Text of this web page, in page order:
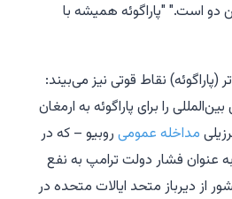
دو است." "پاراگوئه همیشه با
نقاط قوتی نیز می‌بیند:
را برای پاراگوئه به ارمغان
مداخله عمومی روبیو – که در
به عنوان فشار دولت ترامپ به نفع
از دیرباز متحد ایالات متحده در